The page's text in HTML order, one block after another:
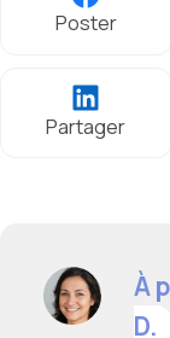
Poster
Partager
À
D.